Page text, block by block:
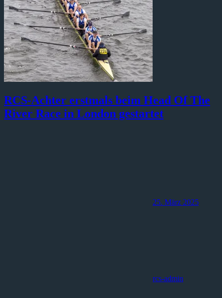
RCS-Achter erstmals beim Head Of The
River Race in London gestartet
25. März 2025
rcs-admin